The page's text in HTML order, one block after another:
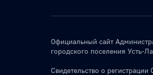
Официальный сайт
городского поселения Усть-
Свидетельство о